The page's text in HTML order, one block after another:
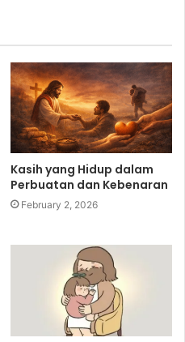
Kasih yang Hidup dalam
Perbuatan dan Kebenaran
February 2, 2026